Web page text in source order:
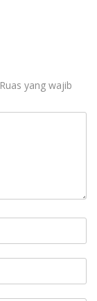
Ruas yang wajib